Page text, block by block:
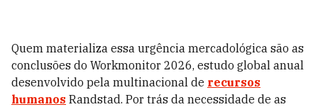
Quem materializa essa urgência mercadológica são as
conclusões do Workmonitor 2026, estudo global anual
desenvolvido pela multinacional de recursos
humanos Randstad. Por trás da necessidade de as